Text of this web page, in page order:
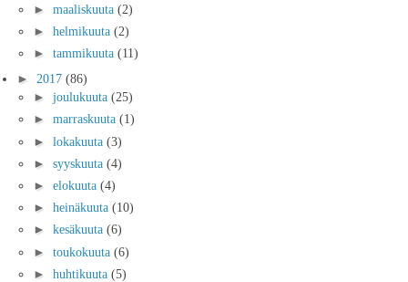
► maaliskuuta (2)
► helmikuuta (2)
► tammikuuta (11)
► 2017 (86)
► joulukuuta (25)
► marraskuuta (1)
► lokakuuta (3)
► syyskuuta (4)
► elokuuta (4)
► heinäkuuta (10)
► kesäkuuta (6)
► toukokuuta (6)
► huhtikuuta (5)